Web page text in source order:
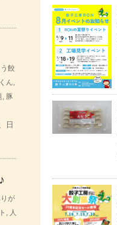
餃
ん,
, 豚
日
が
, 人